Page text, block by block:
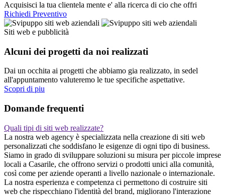
Acquisisci la tua clientela mente e' alla ricerca di cio che offri
Richiedi Preventivo
Siti web e pubblicità
Alcuni dei progetti da noi realizzati
Dai un occhita ai progetti che abbiamo gia realizzato, in sedel
all'appuntamento valuteremo le tue specifiche aspettative.
Scopri di piu
Domande frequenti
Quali tipi di siti web realizzate?
La nostra web agency è specializzata nella creazione di siti web
personalizzati che soddisfano le esigenze di ogni tipo di business.
Siamo in grado di sviluppare soluzioni su misura per piccole imprese
locali a Casarile, che offrono servizi o prodotti unici alla comunità,
così come per aziende operanti a livello nazionale o internazionale.
La nostra esperienza e competenza ci permettono di costruire siti
web che rispecchiano l'identità del brand, migliorano l'interazione